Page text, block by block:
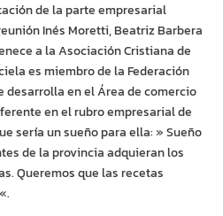
de la parte empresarial
Inés Moretti, Beatriz Barbera
a la Asociación Cristiana de
es miembro de la Federación
desarrolla en el Área de comercio
en el rubro empresarial de
sería un sueño para ella: » Sueño
de la provincia adquieran los
Queremos que las recetas